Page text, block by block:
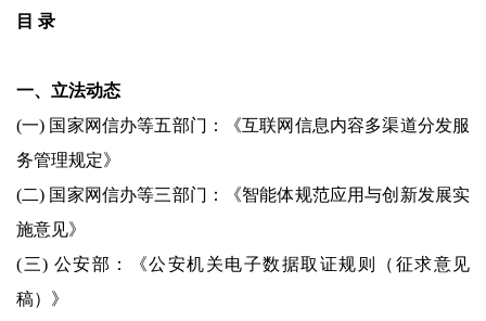
目 录
一、立法动态
(一) 国家网信办等五部门：《互联网信息内容多渠道分发服
务管理规定》
(二) 国家网信办等三部门：《智能体规范应用与创新发展实
施意见》
(三) 公安部：《公安机关电子数据取证规则（征求意见
稿）》